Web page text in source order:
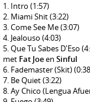
Intro (1:57)
Miami Shit(3:22)
Come See Me(3:07)
Jealouso (4:03)
Que Tu Sabes D'Eso
met Fat Joeen Sinful
Fademaster (Skit)
Be Quiet(3:22)
Ay Chico (Lengua